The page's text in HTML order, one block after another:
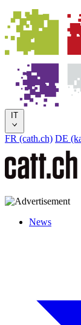
IT
FR (cath.ch) DE
News